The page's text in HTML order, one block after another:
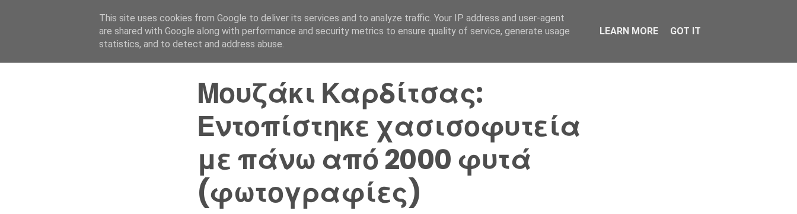
Αρχική Σελίδα Ελλάδα Συνδικαλισμός Σ.Α. Επικοινωνία Κόσμος
Μουζάκι Καρδίτσας:
Εντοπίστηκε χασισοφυτεία
με πάνω από 2000 φυτά
(φωτογραφίες)
This site uses cookies from Google to deliver its services and to analyze traffic. Your IP address and user-agent
are shared with Google along with performance and security metrics to ensure quality of service, generate usage
statistics, and to detect and address abuse.
LEARN MORE GOT IT